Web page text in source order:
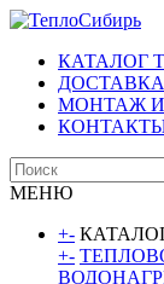
КАТАЛОГ
ДОСТАВКА
МОНТАЖ
МЕНЮ
+-
+-